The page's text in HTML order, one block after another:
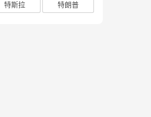
特斯拉 特朗普